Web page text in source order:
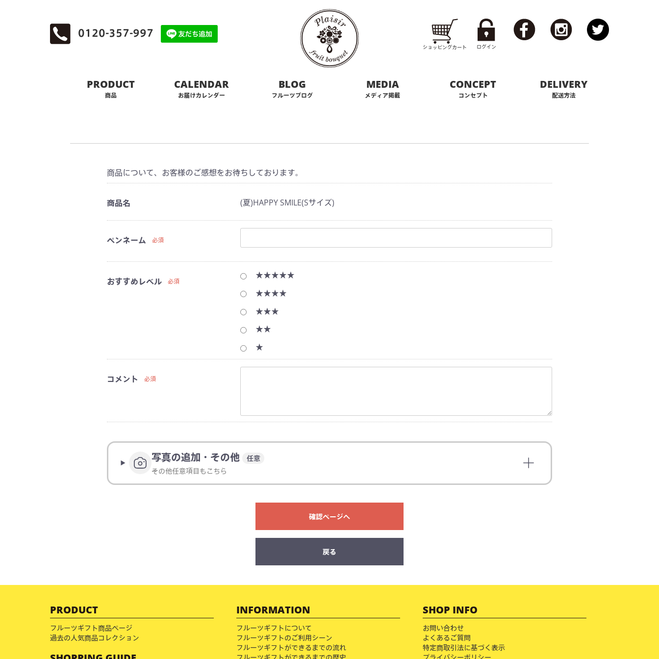
0120-357-997
ショッピングカート ログイン
PRODUCT
商品
CALENDAR
お届けカレンダー
BLOG
フルーツブログ
MEDIA
メディア掲載
CONCEPT
コンセプト
DELIVERY
配送方法
商品について、お客様のご感想をお待ちしております。
商品名 (夏)HAPPY SMILE(Sサイズ)
ペンネーム 必須
おすすめレベル 必須
★★★★★
★★★★
★★★
★★
★
コメント 必須
写真の追加・その他
任意
その他任意項目もこちら
確認ページへ
戻る
PRODUCT
フルーツギフト商品ページ
過去の人気商品コレクション
INFORMATION
フルーツギフトについて
フルーツギフトのご利用シーン
フルーツギフトができるまでの流れ
フルーツギフトができるまでの歴史
SHOP INFO
お問い合わせ
よくあるご質問
特定商取引法に基づく表示
プライバシーポリシー